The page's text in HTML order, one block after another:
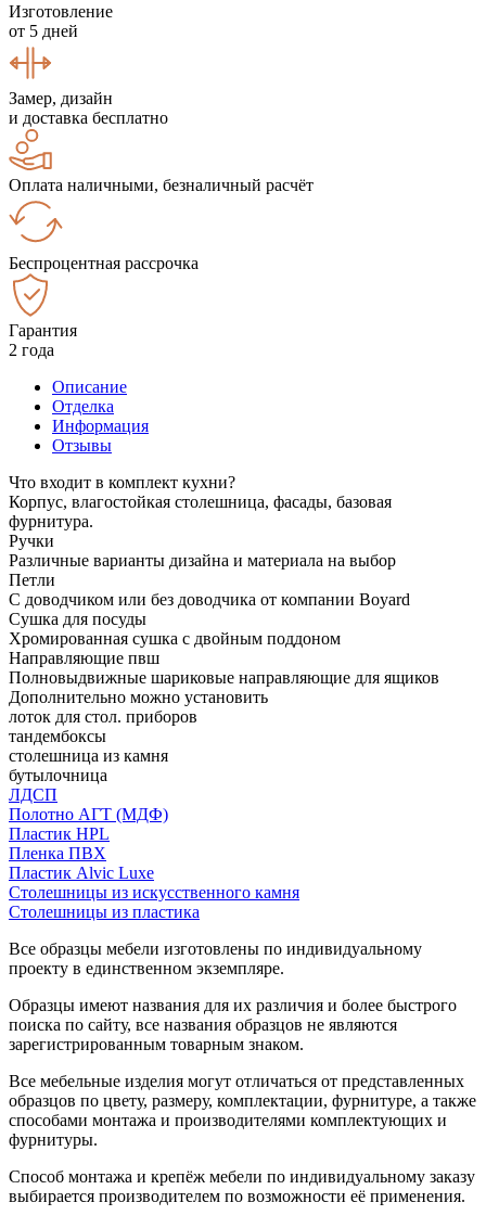
Изготовление
от 5 дней
Замер, дизайн
и доставка бесплатно
Оплата наличными, безналичный расчёт
Беспроцентная рассрочка
Гарантия
2 года
Описание
Отделка
Информация
Отзывы
Что входит в комплект кухни?
Корпус, влагостойкая столешница, фасады, базовая
фурнитура.
Ручки
Различные варианты дизайна и материала на выбор
Петли
С доводчиком или без доводчика от компании Boyard
Сушка для посуды
Хромированная сушка с двойным поддоном
Направляющие пвш
Полновыдвижные шариковые направляющие для ящиков
Дополнительно можно установить
лоток для стол. приборов
тандембоксы
столешница из камня
бутылочница
ЛДСП
Полотно АГТ (МДФ)
Пластик HPL
Пленка ПВХ
Пластик Alvic Luxe
Столешницы из искусственного камня
Столешницы из пластика
Все образцы мебели изготовлены по индивидуальному
проекту в единственном экземпляре.
Образцы имеют названия для их различия и более быстрого
поиска по сайту, все названия образцов не являются
зарегистрированным товарным знаком.
Все мебельные изделия могут отличаться от представленных
образцов по цвету, размеру, комплектации, фурнитуре, а также
способами монтажа и производителями комплектующих и
фурнитуры.
Способ монтажа и крепёж мебели по индивидуальному заказу
выбирается производителем по возможности её применения.